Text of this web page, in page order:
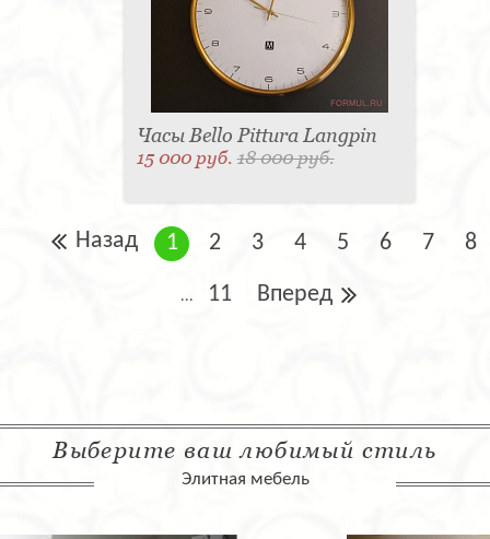
Часы Bello Pittura Langpin
15 000 руб.18 000 руб.
Назад 1 2 3 4 5 6 7 8
... 11 Вперед
Выберите ваш любимый стиль
Элитная мебель